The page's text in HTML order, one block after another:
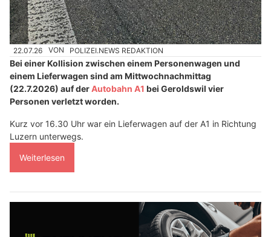
22.07.26 VON POLIZEI.NEWS REDAKTION
Bei einer Kollision zwischen einem Personenwagen und
einem Lieferwagen sind am Mittwochnachmittag
(22.7.2026) auf derAutobahn A1 bei Geroldswil vier
Personen verletzt worden.
Kurz vor 16.30 Uhr war ein Lieferwagen auf der A1 in Richtung
Luzern unterwegs.
Weiterlesen